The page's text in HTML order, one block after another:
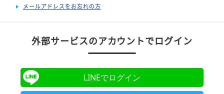
メールアドレスをお忘れの方
外部サービスのアカウントでログイン
LINEでログイン